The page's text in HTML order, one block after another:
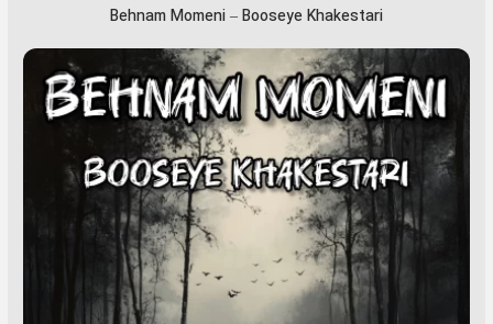
Behnam Momeni–Booseye Khakestari